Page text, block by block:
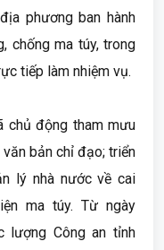
phương ban hành
chống ma túy, trong
tiếp làm nhiệm vụ.
chủ động tham mưu
văn bản chỉ đạo; triển
lý nhà nước về cai
ma túy. Từ ngày
lượng Công an tỉnh